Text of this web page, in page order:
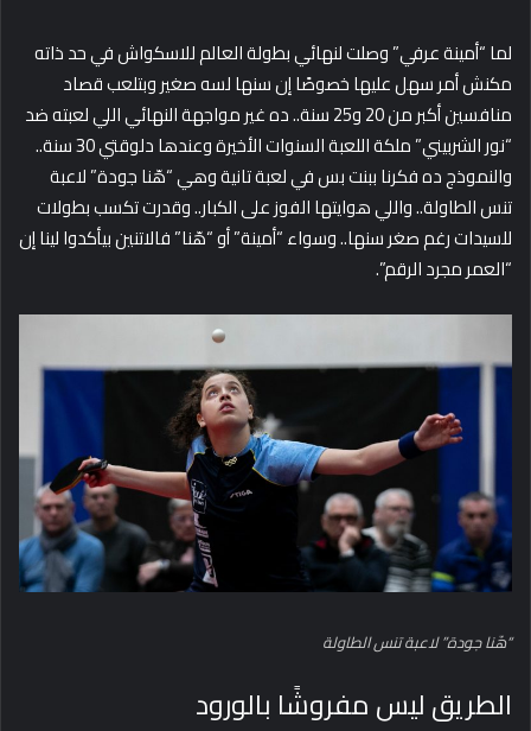
لما “أمينة عرفي” وصلت لنهائي بطولة العالم للاسكواش في حد ذاته
مكنش أمر سهل عليها خصوصًا إن سنها لسه صغير وبتلعب قصاد
منافسين أكبر من 20 و25 سنة.. ده غير مواجهة النهائي اللي لعبته ضد
“نور الشربيني” ملكة اللعبة السنوات الأخيرة وعندها دلوقتي 30 سنة..
والنموذج ده فكرنا ببنت بس في لعبة تانية وهي “هّنا جودة” لاعبة
تنس الطاولة.. واللي هوايتها الفوز على الكبار.. وقدرت تكسب بطولات
للسيدات رغم صغر سنها.. وسواء “أمينة” أو “هّنا” فالاتنين بيأكدوا لينا إن
“العمر مجرد الرقم”.
“هّنا جودة” لاعبة تنس الطاولة
الطريق ليس مفروشًا بالورود